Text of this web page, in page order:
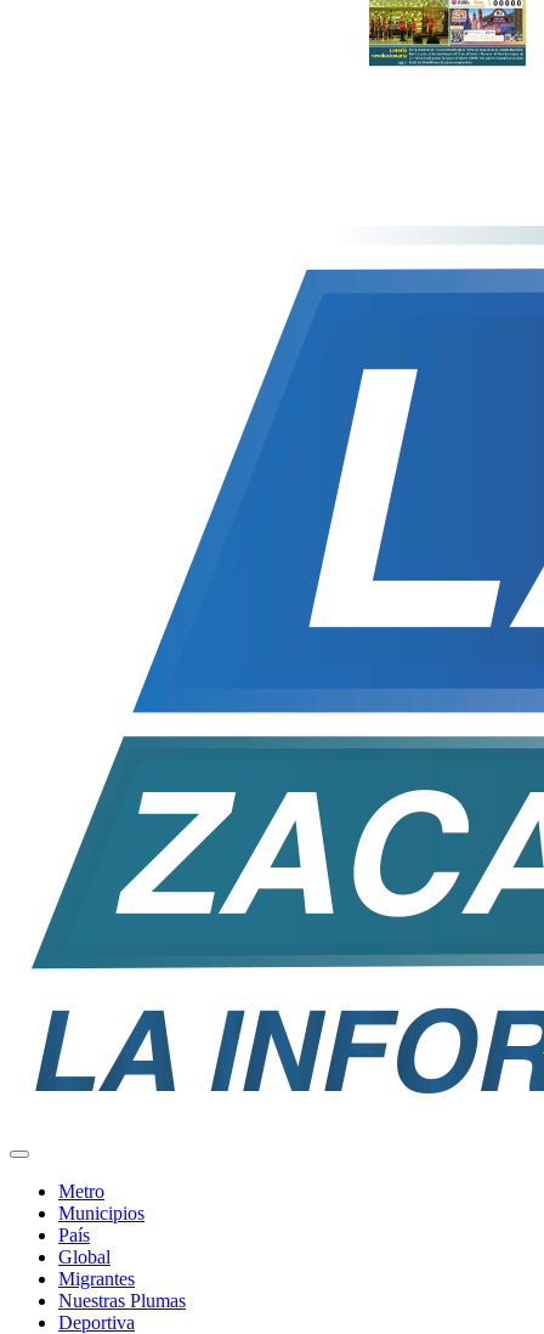
Metro
Municipios
País
Global
Migrantes
Nuestras Plumas
Deportiva